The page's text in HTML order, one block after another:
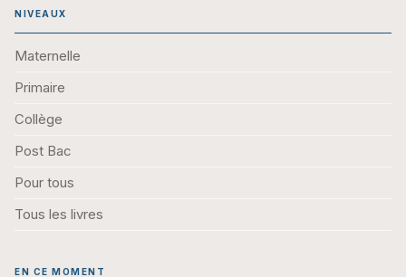
NIVEAUX
Maternelle
Primaire
Collège
Post Bac
Pour tous
Tous les livres
EN CE MOMENT